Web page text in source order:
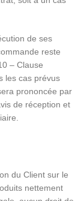
de ses
reste
– Clause
les cas prévus
prononcée par
de réception et
du Client sur le
nettement